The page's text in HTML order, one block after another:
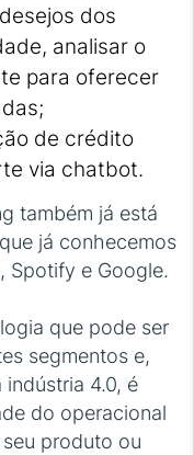
dos
analisar o
para oferecer
de crédito
via chatbot.
também já está
já conhecemos
Spotify e Google.
que pode ser
segmentos e,
4.0, é
do operacional
produto ou